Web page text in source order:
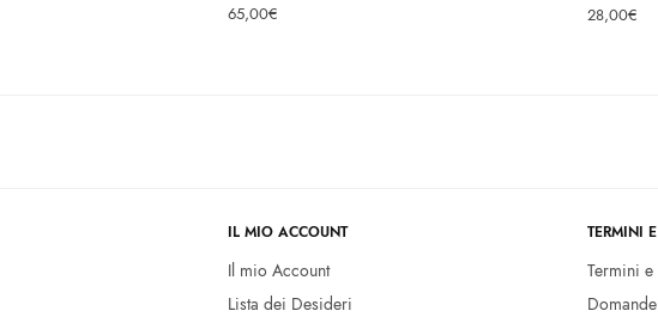
65,00€ 28,00€
IL MIO ACCOUNT
Il mio Account
Lista dei Desideri
TERMINI
Termini